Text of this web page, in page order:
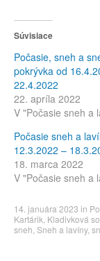
Súvisiace
Počasie, sneh a
pokrývka od
22.4.2022
22. apríla 2022
V "Počasie sneh a
Počasie sneh a
12.3.2022 –
18. marca 2022
V "Počasie sneh a
14. januára 2023 in
Kartárik Kladivková
sneh Sneh a lavíny,